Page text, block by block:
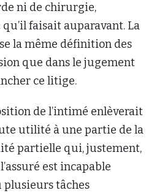
ni de chirurgie,
faisait auparavant. La
la même définition des
que dans le jugement
ce litige.
de l’intimé enlèverait
utilité à une partie de la
partielle qui, justement,
est incapable
plusieurs tâches